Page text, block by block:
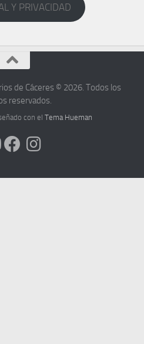
Y PRIVACIDAD
de Cáceres © 2026. Todos los
reservados.
con elTema Hueman